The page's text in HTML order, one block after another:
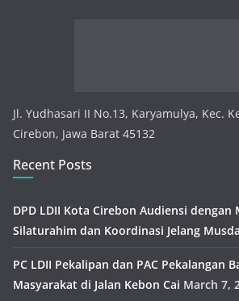
Jl. Yudhasari II No.13, Karyamulya, Kec.
Cirebon, Jawa Barat 45132
Recent Posts
DPD LDII Kota Cirebon Audiensi dengan
Silaturahim dan Koordinasi Jelang
PC LDII Pekalipan dan PAC Pekalangan
Masyarakat di Jalan Kebon Cai March 7,